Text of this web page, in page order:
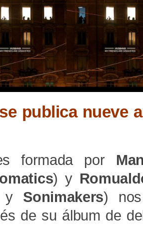
publica nueve
formada por
) y
y Sonimakers)
de su álbum de